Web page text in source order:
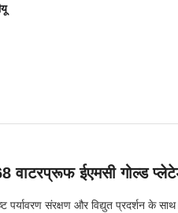
वाटरप्रूफ ईएमसी गोल्ड
संरक्षण और विद्युत प्रदर्शन के